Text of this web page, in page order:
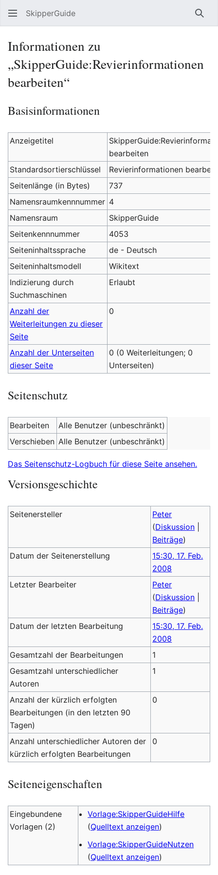
SkipperGuide
Informationen zu
„SkipperGuide:Revierinformationen
bearbeiten“
Basisinformationen
Anzeigetitel
bearbeiten
Standardsortierschlüssel
Revierinformationen
Seitenlänge (in Bytes)
737
Namensraumkennnummer 4
Namensraum
SkipperGuide
Seitenkennnummer
4053
Seiteninhaltssprache
de - Deutsch
Seiteninhaltsmodell
Wikitext
Indizierung durch
Suchmaschinen
Erlaubt
Anzahl der
Weiterleitungen zu dieser
Seite
0
Anzahl der Unterseiten
dieser Seite
0 (0 Weiterleitungen; 0
Unterseiten)
Seitenschutz
Bearbeiten
Alle Benutzer (unbeschränkt)
Verschieben Alle Benutzer (unbeschränkt)
Das Seitenschutz-Logbuch für diese Seite ansehen.
Versionsgeschichte
Seitenersteller
Peter
(Diskussion
Beiträge)
Datum der Seitenerstellung
15:30, 17. Feb.
2008
Letzter Bearbeiter
Peter
(Diskussion
Beiträge)
Datum der letzten Bearbeitung
15:30, 17. Feb.
2008
Gesamtzahl der Bearbeitungen
1
Gesamtzahl unterschiedlicher
Autoren
1
Anzahl der kürzlich erfolgten
Bearbeitungen (in den letzten 90
Tagen)
0
Anzahl unterschiedlicher Autoren der
kürzlich erfolgten Bearbeitungen
0
Seiteneigenschaften
Eingebundene
Vorlagen (2)
Vorlage:SkipperGuideHilfe
(Quelltext anzeigen)
Vorlage:SkipperGuideNutzen
(Quelltext anzeigen)